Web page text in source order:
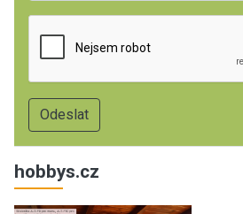
hobbys.cz